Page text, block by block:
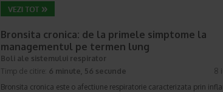
Bronsita cronica: de la primele simptome la
managementul pe termen lung
Boli ale sistemului respirator
Timp de citire: 6 minute, 56 secunde
8
Bronsita cronica este o afectiune respiratorie caracterizata prin